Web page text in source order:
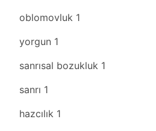
oblomovluk 1
yorgun 1
sanrısal bozukluk 1
sanrı 1
hazcılık 1